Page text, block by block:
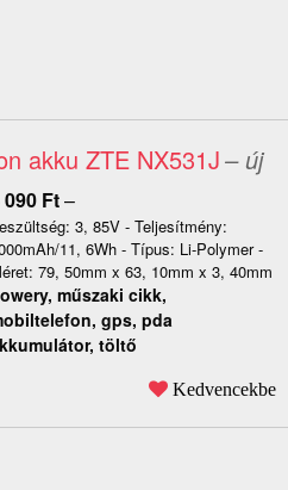
akku ZTE NX531J– új
090 Ft–
3, 85V - Teljesítmény:
11, 6Wh - Típus: Li-Polymer -
79, 50mm x 63, 10mm x 3, 40mm
műszaki cikk,
gps, pda
töltő
Kedvencekbe